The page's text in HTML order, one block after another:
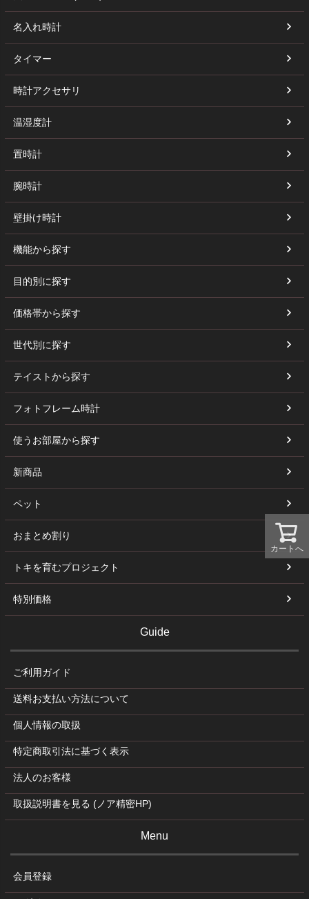
カートへ
名入れ時計
タイマー
時計アクセサリ
温湿度計
置時計
腕時計
壁掛け時計
機能から探す
目的別に探す
価格帯から探す
世代別に探す
テイストから探す
フォトフレーム時計
使うお部屋から探す
新商品
ペット
おまとめ割り
トキを育むプロジェクト
特別価格
Guide
ご利用ガイド
送料お支払い方法について
個人情報の取扱
特定商取引法に基づく表示
法人のお客様
取扱説明書を見る (ノア精密HP)
Menu
会員登録